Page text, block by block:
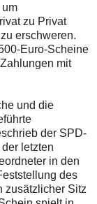
zu Privat
erschweren.
Euro-Scheine
mit
und die
der SPD-
letzten
in den
des
zusätzlicher Sitz